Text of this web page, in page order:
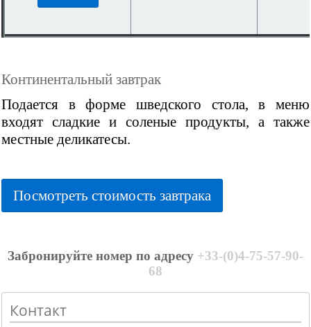
Континентальный завтрак
Подается в форме шведского стола, в меню
входят сладкие и соленые продукты, а также
местные деликатесы.
Посмотреть стоимость завтрака
Забронируйте номер по адресу +33-(0)4-75-57-90-
68
Контакт